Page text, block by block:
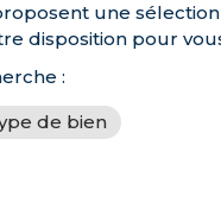
une
disposition pour
:
de bien